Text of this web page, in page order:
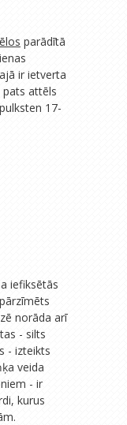
parādītā
ir ietverta
pats attēls
17-
iefiksētās
norāda arī
- silts
- izteikts
veida
- ir
kurus